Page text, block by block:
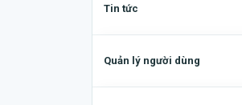
Tin tức
Quản lý người dùng